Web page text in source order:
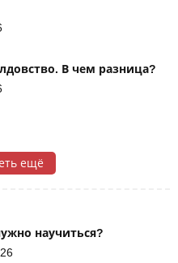
научиться?
В чем разница?
ещё